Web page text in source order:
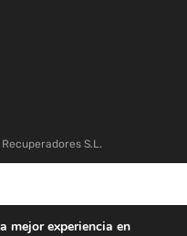
Recuperadores S.L.
mejor experiencia en